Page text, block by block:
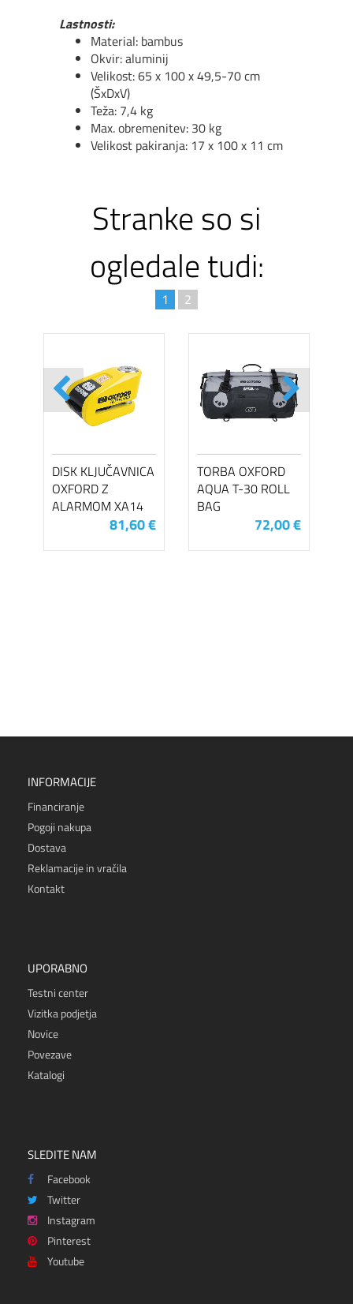
Lastnosti:
Material: bambus
Okvir: aluminij
Velikost: 65 x 100 x 49,5-70 cm
(ŠxDxV)
Teža: 7,4 kg
Max. obremenitev: 30 kg
Velikost pakiranja: 17 x 100 x 11 cm
Stranke so si
ogledale tudi:
1 2
DISK KLJUČAVNICA
OXFORD Z
ALARMOM XA14
81,60 €
TORBA OXFORD
AQUA T-30 ROLL
BAG
72,00 €
INFORMACIJE
Financiranje
Pogoji nakupa
Dostava
Reklamacije in vračila
Kontakt
UPORABNO
Testni center
Vizitka podjetja
Novice
Povezave
Katalogi
SLEDITE NAM
Facebook
Twitter
Instagram
Pinterest
Youtube